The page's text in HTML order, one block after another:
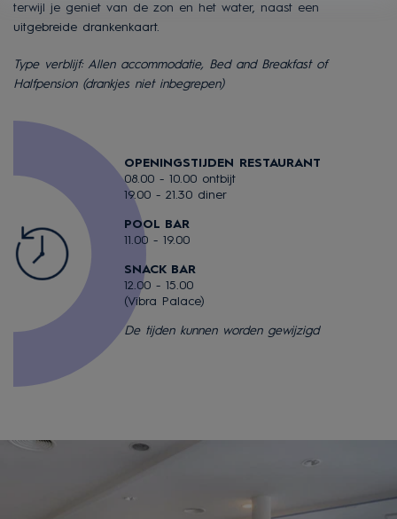
terwijl je geniet van de zon en het water, naast een
uitgebreide drankenkaart.
Type verblijf: Allen accommodatie, Bed and Breakfast of
Halfpension (drankjes niet inbegrepen)
OPENINGSTIJDEN RESTAURANT
08.00 - 10.00 ontbijt
19.00 - 21.30 diner
POOL BAR
11.00 - 19.00
SNACK BAR
12.00 - 15.00
(Vibra Palace)
De tijden kunnen worden gewijzigd